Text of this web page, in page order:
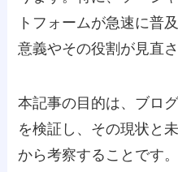
トフォームが急速に普
意義やその役割が見直
本記事の目的は、ブロ
を検証し、その現状と
から考察することです